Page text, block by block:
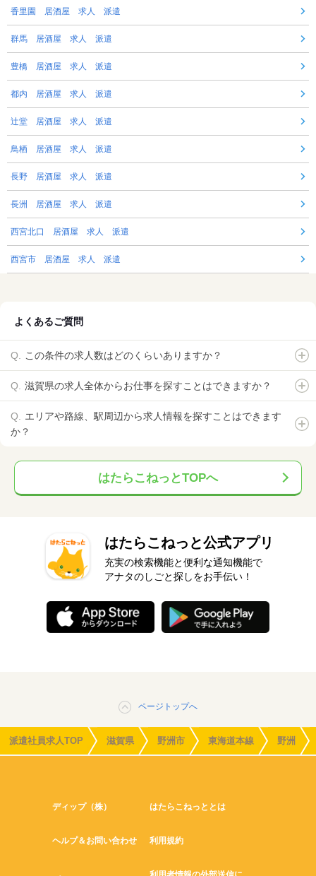
香里園 居酒屋 求人 派遣
群馬 居酒屋 求人 派遣
豊橋 居酒屋 求人 派遣
都内 居酒屋 求人 派遣
辻堂 居酒屋 求人 派遣
鳥栖 居酒屋 求人 派遣
長野 居酒屋 求人 派遣
長洲 居酒屋 求人 派遣
西宮北口 居酒屋 求人 派遣
西宮市 居酒屋 求人 派遣
よくあるご質問
この条件の求人数はどのくらいありますか？
滋賀県の求人全体からお仕事を探すことはできますか？
エリアや路線、駅周辺から求人情報を探すことはできます
か？
はたらこねっとTOPへ
はたらこねっと公式アプリ
充実の検索機能と便利な通知機能で
アナタのしごと探しをお手伝い！
ページトップへ
派遣社員求人TOP 滋賀県 野洲市 東海道本線 野洲
ディップ（株） はたらこねっととは
ヘルプ＆お問い合わせ 利用規約